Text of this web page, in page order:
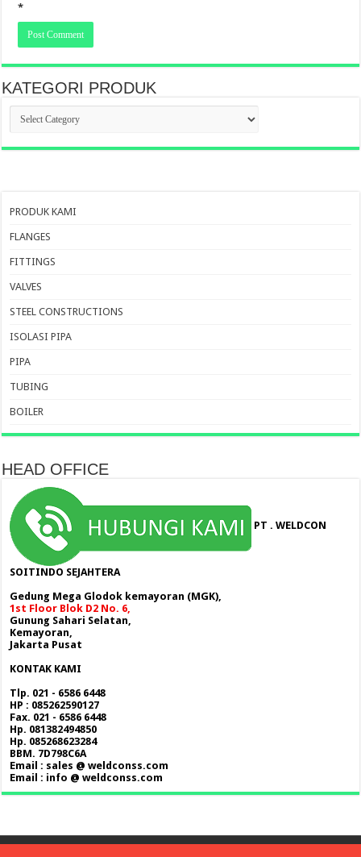
*
KATEGORI PRODUK
KATEGORI
PRODUK
PRODUK KAMI
FLANGES
FITTINGS
VALVES
STEEL CONSTRUCTIONS
ISOLASI PIPA
PIPA
TUBING
BOILER
HEAD OFFICE
PT . WELDCON
SOITINDO SEJAHTERA
Gedung Mega Glodok kemayoran (MGK),
1st Floor Blok D2 No. 6,
Gunung Sahari Selatan,
Kemayoran,
Jakarta Pusat
KONTAK KAMI
Tlp. 021 - 6586 6448
HP : 085262590127
Fax. 021 - 6586 6448
Hp. 081382494850
Hp. 085268623284
BBM. 7D798C6A
Email : sales @ weldconss.com
Email : info @ weldconss.com